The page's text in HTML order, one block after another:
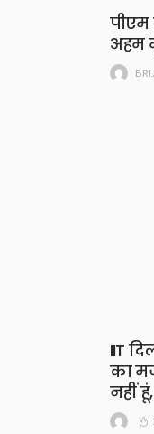
पीएम
अहम
IIT
का
नहीं